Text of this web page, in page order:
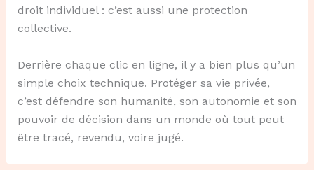
droit individuel : c’est aussi une protection
collective.
Derrière chaque clic en ligne, il y a bien plus qu’un
simple choix technique. Protéger sa vie privée,
c’est défendre son humanité, son autonomie et son
pouvoir de décision dans un monde où tout peut
être tracé, revendu, voire jugé.